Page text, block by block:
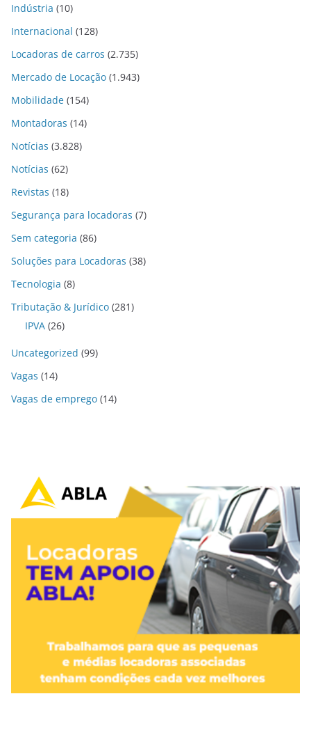
Indústria (10)
Internacional (128)
Locadoras de carros (2.735)
Mercado de Locação (1.943)
Mobilidade (154)
Montadoras (14)
Notícias (3.828)
Notícias (62)
Revistas (18)
Segurança para locadoras (7)
Sem categoria (86)
Soluções para Locadoras (38)
Tecnologia (8)
Tributação & Jurídico (281)
IPVA (26)
Uncategorized (99)
Vagas (14)
Vagas de emprego (14)